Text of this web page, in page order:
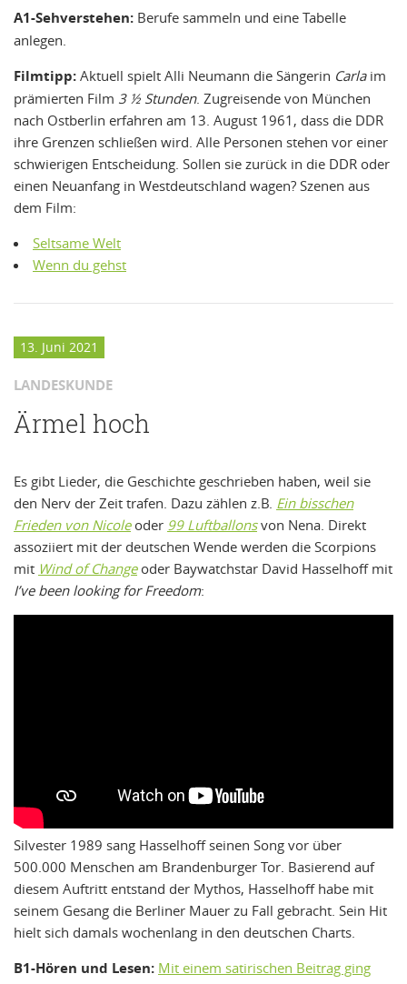
A1-Sehverstehen: Berufe sammeln und eine Tabelle
anlegen.
Filmtipp: Aktuell spielt Alli Neumann die Sängerin Carlaim
prämierten Film 3 ½ Stunden. Zugreisende von München
nach Ostberlin erfahren am 13. August 1961, dass die DDR
ihre Grenzen schließen wird. Alle Personen stehen vor einer
schwierigen Entscheidung. Sollen sie zurück in die DDR oder
einen Neuanfang in Westdeutschland wagen? Szenen aus
dem Film:
Seltsame Welt
Wenn du gehst
13. Juni 2021
LANDESKUNDE
Ärmel hoch
Es gibt Lieder, die Geschichte geschrieben haben, weil sie
den Nerv der Zeit trafen. Dazu zählen z.B. Ein bisschen
Frieden von Nicoleoder 99 Luftballonsvon Nena. Direkt
assoziiert mit der deutschen Wende werden die Scorpions
mit Wind of Changeoder Baywatchstar David Hasselhoff mit
I’ve been looking for Freedom:
Silvester 1989 sang Hasselhoff seinen Song vor über
500.000 Menschen am Brandenburger Tor. Basierend auf
diesem Auftritt entstand der Mythos, Hasselhoff habe mit
seinem Gesang die Berliner Mauer zu Fall gebracht. Sein Hit
hielt sich damals wochenlang in den deutschen Charts.
B1-Hören und Lesen: Mit einem satirischen Beitrag ging